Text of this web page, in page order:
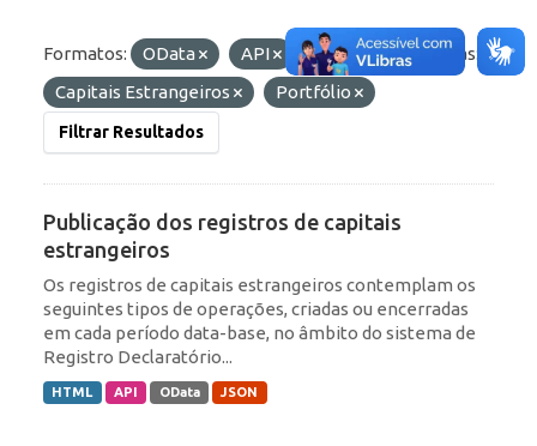
Formatos: OData API HTML
Etiquetas:
Capitais Estrangeiros
Portfólio
Filtrar Resultados
Publicação dos registros de capitais
estrangeiros
Os registros de capitais estrangeiros contemplam os
seguintes tipos de operações, criadas ou encerradas
em cada período data-base, no âmbito do sistema de
Registro Declaratório...
HTML API OData JSON